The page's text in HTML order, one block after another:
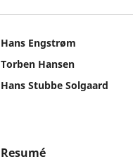
Hans Engstrøm
Torben Hansen
Hans Stubbe Solgaard
Resumé